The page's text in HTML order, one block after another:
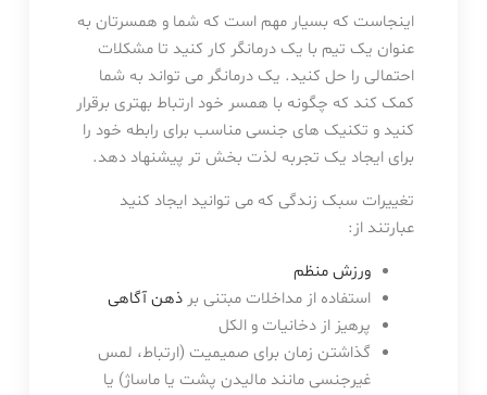
اینجاست که بسیار مهم است که شما و همسرتان به
عنوان یک تیم با یک درمانگر کار کنید تا مشکلات
احتمالی را حل کنید. یک درمانگر می تواند به شما
کمک کند که چگونه با همسر خود ارتباط بهتری برقرار
کنید و تکنیک های جنسی مناسب برای رابطه خود را
برای ایجاد یک تجربه لذت بخش تر پیشنهاد دهد.
تغییرات سبک زندگی که می توانید ایجاد کنید
عبارتند از:
ورزش منظم
استفاده از مداخلات مبتنی برذهن آگاهی
پرهیز از دخانیات و الکل
گذاشتن زمان برای صمیمیت (ارتباط، لمس
غیرجنسی مانند مالیدن پشت یا ماساژ) یا